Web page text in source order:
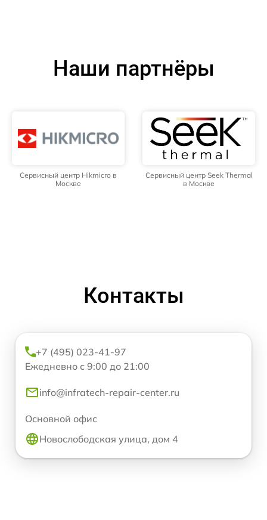
Наши партнёры
Сервисный центр Hikmicro в
Москве
Сервисный центр Seek Thermal
в Москве
Контакты
+7 (495) 023-41-97
Ежедневно с 9:00 до 21:00
info@infratech-repair-center.ru
Основной офис
Новослободская улица, дом 4